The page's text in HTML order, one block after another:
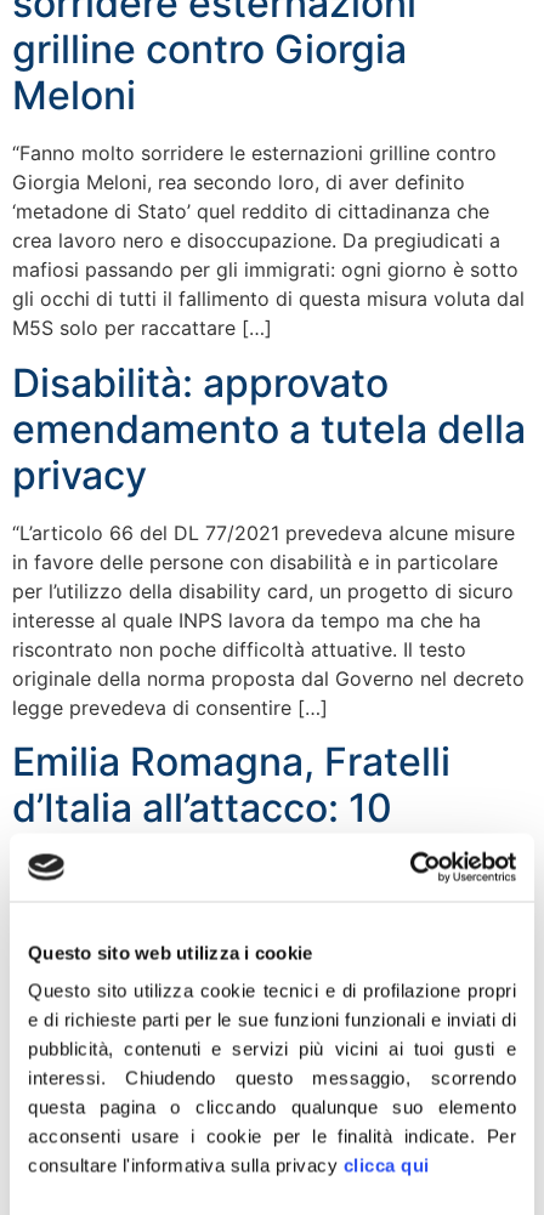
Questo sito web utilizza i cookie
Questo sito utilizza cookie tecnici e di profilazione propri
e di richieste parti per le sue funzioni funzionali e inviati di
pubblicità, contenuti e servizi più vicini ai tuoi gusti e
interessi.Chiudendo questo messaggio, scorrendo
questa pagina o cliccando qualunque suo elemento
acconsenti usare i cookie per le finalità indicate. Per
consultare l'informativa sulla privacy clicca qui
grilline contro Giorgia
Meloni
“Fanno molto sorridere le esternazioni grilline contro
Giorgia Meloni, rea secondo loro, di aver definito
‘metadone di Stato’ quel reddito di cittadinanza che
crea lavoro nero e disoccupazione. Da pregiudicati a
mafiosi passando per gli immigrati: ogni giorno è sotto
gli occhi di tutti il fallimento di questa misura voluta dal
M5S solo per raccattare […]
Disabilità: approvato
emendamento a tutela della
privacy
“L’articolo 66 del DL 77/2021 prevedeva alcune misure
in favore delle persone con disabilità e in particolare
per l’utilizzo della disability card, un progetto di sicuro
interesse al quale INPS lavora da tempo ma che ha
riscontrato non poche difficoltà attuative. Il testo
originale della norma proposta dal Governo nel decreto
legge prevedeva di consentire […]
Emilia Romagna, Fratelli
d’Italia all’attacco: 10
proposte di modifica al
Tanti sono gli emendamenti e gli ordini del giorno che il
gruppo di Fratelli d’Italia in Regione Emilia-Romagna ha
presentato in modifica all’assestamento di bilancio in
discussione in questi giorni. Nelle giornate di martedì
20 e mercoledì 21 luglio è infatti convocata l’Assemblea
Legislativa che sarà dedicata alla manovra di bilancio,
che comprenderà il rendiconto […]
Emilia Romagna, Fratelli